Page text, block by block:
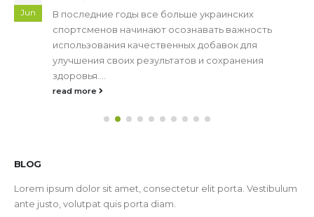
Jun
В последние годы все больше украинских
спортсменов начинают осознавать важность
использования качественных добавок для
улучшения своих результатов и сохранения
здоровья....
read more
BLOG
Lorem ipsum dolor sit amet, consectetur elit porta. Vestibulum
ante justo, volutpat quis porta diam.